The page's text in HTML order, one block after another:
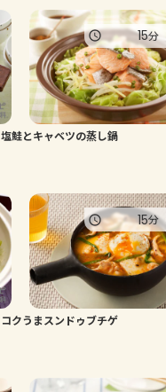
塩鮭とキャベツの蒸し鍋
15分
コクうまスンドゥブチゲ
15分